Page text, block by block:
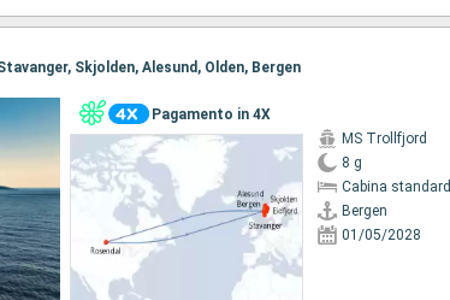
Skjolden, Alesund, Olden, Bergen
Pagamento in 4X
MS Trollfjord
8 g
Cabina standard
Bergen
01/05/2028